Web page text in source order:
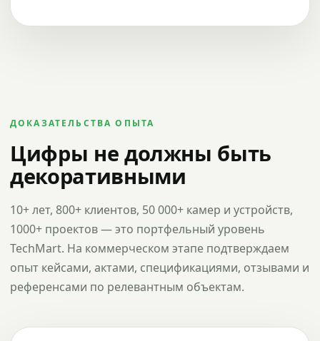
ДОКАЗАТЕЛЬСТВА ОПЫТА
Цифры не должны быть
декоративными
10+ лет, 800+ клиентов, 50 000+ камер и устройств,
1000+ проектов — это портфельный уровень
TechMart. На коммерческом этапе подтверждаем
опыт кейсами, актами, спецификациями, отзывами и
референсами по релевантным объектам.